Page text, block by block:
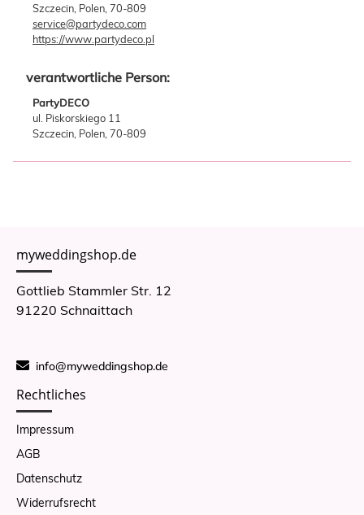
Szczecin, Polen, 70-809
service@partydeco.com
https://www.partydeco.pl
verantwortliche Person:
PartyDECO
ul. Piskorskiego 11
Szczecin, Polen, 70-809
myweddingshop.de
Gottlieb Stammler Str. 12
91220 Schnaittach
info@myweddingshop.de
Rechtliches
Impressum
AGB
Datenschutz
Widerrufsrecht